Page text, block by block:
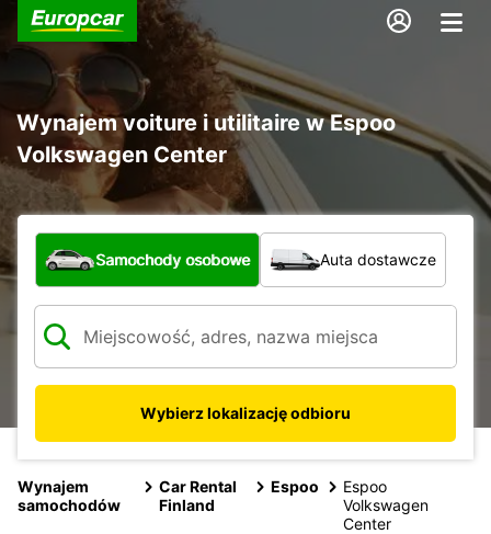
Wynajem voiture i utilitaire w Espoo
Volkswagen Center
Jaki typ pojazdu?
Samochody osobowe Auta dostawcze
Wybierz lokalizację odbioru
Wynajem
samochodów
Car Rental
Finland
Espoo
Espoo
Volkswagen
Center